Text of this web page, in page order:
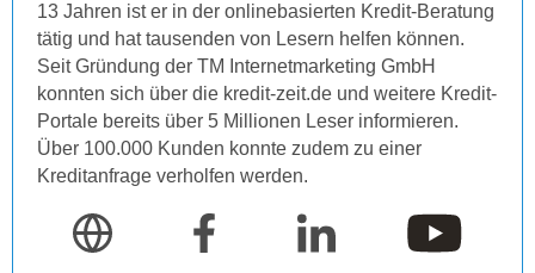
13 Jahren ist er in der onlinebasierten Kredit-Beratung
tätig und hat tausenden von Lesern helfen können.
Seit Gründung der TM Internetmarketing GmbH
konnten sich über die kredit-zeit.de und weitere Kredit-
Portale bereits über 5 Millionen Leser informieren.
Über 100.000 Kunden konnte zudem zu einer
Kreditanfrage verholfen werden.